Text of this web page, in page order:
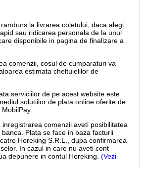
la livrarea coletului, daca alegi
sau ridicarea personala de la unul
disponibile in pagina de finalizare a
comenzii, cosul de cumparaturi va
estimata cheltuielilor de
serviciilor de pe acest website este
solutiilor de plata online oferite de
inregistrarea comenzii aveti posibilitatea
Plata se face in baza facturii
Horeking S.R.L., dupa confirmarea
In cazul in care nu aveti cont
depunere in contul Horeking. (Vezi